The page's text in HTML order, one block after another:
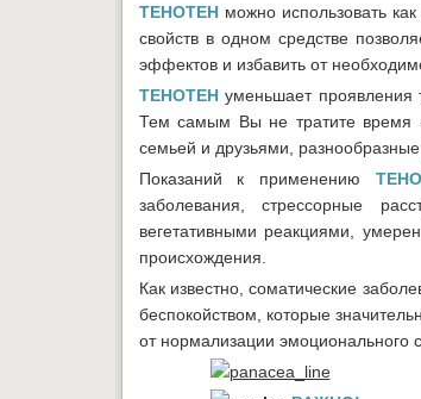
ТЕНОТЕНможно использовать
свойств в одном средстве
эффектов и избавить от
ТЕНОТЕН уменьшает проявления
Тем самым Вы не тратите время
семьей и друзьями,
Показаний к применению
заболевания, стрессорные
вегетативными реакциями,
происхождения.
Как известно, соматические
беспокойством, которые
от нормализации эмоционального